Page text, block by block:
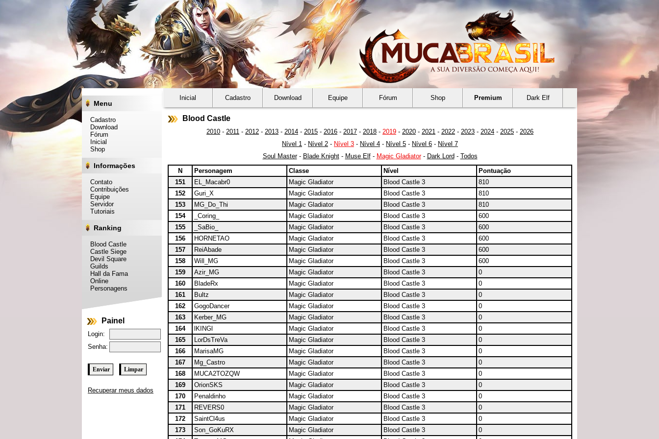
Menu
Cadastro
Download
Fórum
Inicial
Shop
Informações
Contato
Contribuições
Equipe
Servidor
Tutoriais
Ranking
Blood Castle
Castle Siege
Devil Square
Guilds
Hall da Fama
Online
Personagens
Inicial Cadastro Download Equipe Fórum Shop Premium Dark Elf
Blood Castle
2010 - 2011 - 2012 - 2013 - 2014 - 2015 - 2016 - 2017 - 2018 - 2019 - 2020 - 2021 - 2022 - 2023 - 2024 - 2025 - 2026
Nível 1 - Nível 2 - Nível 3 - Nível 4 - Nível 5 - Nível 6 - Nível 7
Soul Master- Blade Knight- Muse Elf- Magic Gladiator- Dark Lord - Todos
N
Personagem Classe Nível
Pontuação
151
EL_Macabr0 Magic Gladiator Blood Castle 3
810
152
Guri_X Magic Gladiator Blood Castle 3
810
153
MG_Do_Thi Magic Gladiator Blood Castle 3
810
154
_Coring_ Magic Gladiator Blood Castle 3
600
155
_SaBio_ Magic Gladiator Blood Castle 3
600
156
HORNETAO Magic Gladiator Blood Castle 3
600
157
ReiAbade Magic Gladiator Blood Castle 3
600
158
Will_MG Magic Gladiator Blood Castle 3
600
159
Azir_MG Magic Gladiator Blood Castle 3
0
160
BladeRx Magic Gladiator Blood Castle 3
0
161
Bultz Magic Gladiator Blood Castle 3
0
162
GogoDancer Magic Gladiator Blood Castle 3
0
163
Kerber_MG Magic Gladiator Blood Castle 3
0
164
lKINGl Magic Gladiator Blood Castle 3
0
165
LorDsTreVa Magic Gladiator Blood Castle 3
0
166
MarisaMG Magic Gladiator Blood Castle 3
0
167
Mg_Castro Magic Gladiator Blood Castle 3
0
168
MUCA2TOZQW Magic Gladiator Blood Castle 3
0
169
OrionSKS Magic Gladiator Blood Castle 3
0
170
Penaldinho Magic Gladiator Blood Castle 3
0
171
REVERS0 Magic Gladiator Blood Castle 3
0
172
SaintCl4us Magic Gladiator Blood Castle 3
0
173
Son_GoKuRX Magic Gladiator Blood Castle 3
0
Painel
Login:
Senha:
Recuperar meus dados